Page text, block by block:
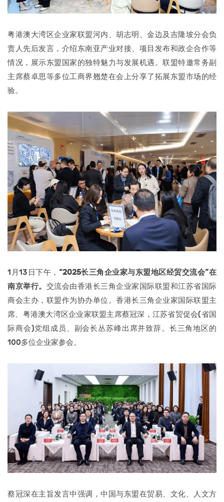
粤港澳大湾区企业家联盟河内、胡志明、金边及吉隆坡分会负
责人先后发言，介绍东南亚产业对接、项目发布和政企合作等
情况，展示东盟国家的独特魅力与发展机遇。联盟特邀常务副
主席蔡卓思等多位工商界翘楚在会上分享了拓展东盟市场的经
验。
1月13日下午， “2025长三角企业家与东盟地区经贸交流会”在
南京举行。 交流会由香港长三角企业家国际联盟和江苏省国际
商会主办，联盟作为协办单位。香港长三角企业家国际联盟主
席、粤港澳大湾区企业家联盟主席蔡冠深，江苏省贸促会(省国
际商会)党组成员、副会长丛苏峰出席并致辞。长三角地区的
100多位企业家参会。
蔡冠深在主旨发言中强调，中国与东盟在贸易、文化、人文方